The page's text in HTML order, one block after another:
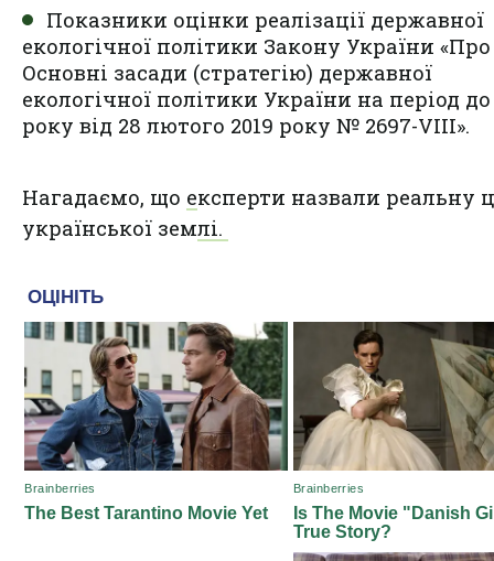
Показники оцінки реалізації державної
екологічної політики Закону України «Про
Основні засади (стратегію) державної
екологічної політики України на період до
року від 28 лютого 2019 року № 2697-VIII».
Нагадаємо, що експерти назвали реальну
української землі.